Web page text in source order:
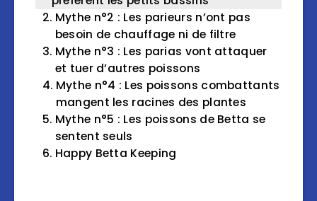
Mythe n°2 : Les parieurs n’ont pas
besoin de chauffage ni de filtre
Mythe n°3 : Les parias vont attaquer
et tuer d’autres poissons
Mythe n°4 : Les poissons combattants
mangent les racines des plantes
Mythe n°5 : Les poissons de Betta se
sentent seuls
Happy Betta Keeping